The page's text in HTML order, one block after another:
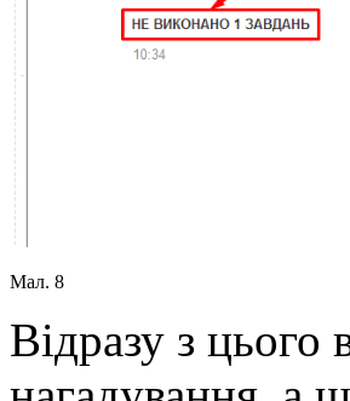
Мал. 8
Відразу з цього